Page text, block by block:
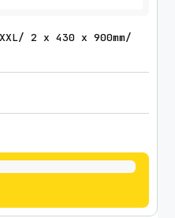
2 x 430 x 900mm/